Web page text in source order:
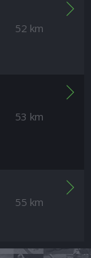
52 km
53 km
55 km